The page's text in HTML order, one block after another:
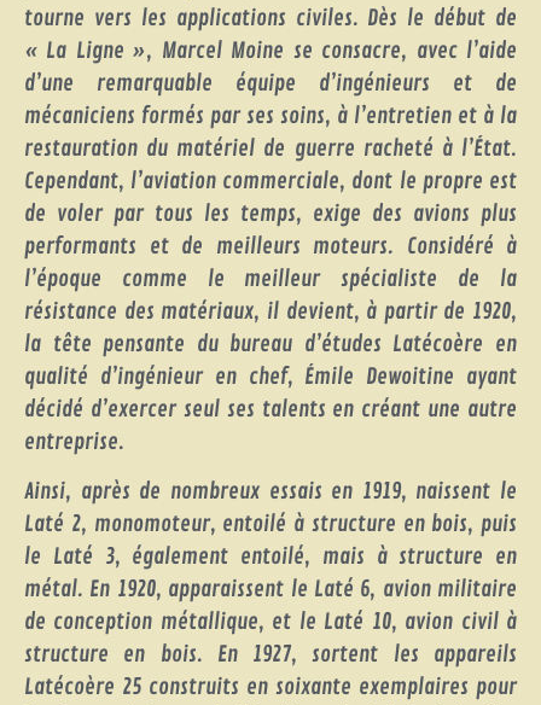
tourne vers les applications civiles. Dès le début de
« La Ligne », Marcel Moine se consacre, avec l’aide
d’une remarquable équipe d’ingénieurs et de
mécaniciens formés par ses soins, à l’entretien et à la
restauration du matériel de guerre racheté à l’État.
Cependant, l’aviation commerciale, dont le propre est
de voler par tous les temps, exige des avions plus
performants et de meilleurs moteurs. Considéré à
l’époque comme le meilleur spécialiste de la
résistance des matériaux, il devient, à partir de 1920,
la tête pensante du bureau d’études Latécoère en
qualité d’ingénieur en chef, Émile Dewoitine ayant
décidé d’exercer seul ses talents en créant une autre
entreprise.
Ainsi, après de nombreux essais en 1919, naissent le
Laté 2, monomoteur, entoilé à structure en bois, puis
le Laté 3, également entoilé, mais à structure en
métal. En 1920, apparaissent le Laté 6, avion militaire
de conception métallique, et le Laté 10, avion civil à
structure en bois. En 1927, sortent les appareils
Latécoère 25 construits en soixante exemplaires pour